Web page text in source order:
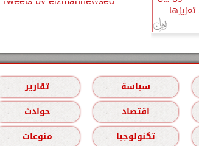
سياسة
تقارير
اقتصاد
حوادث
تكنولوجيا
منوعات